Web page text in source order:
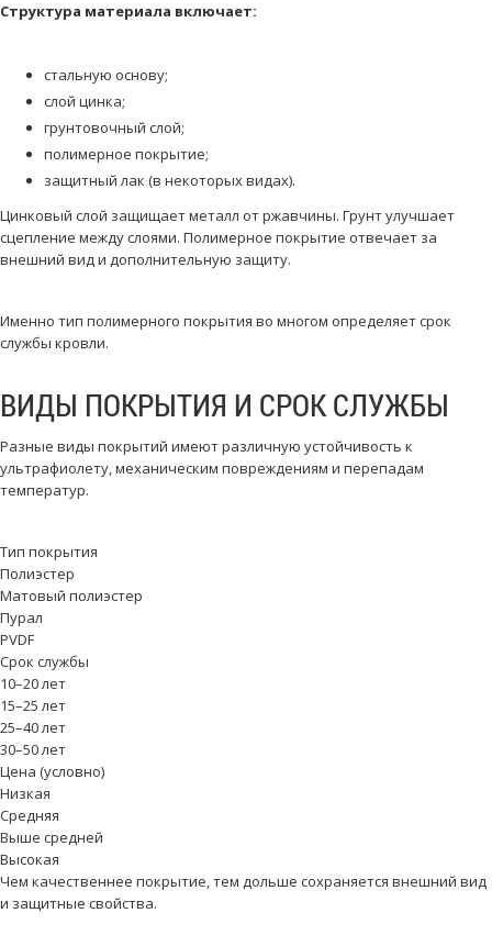
Структура материала включает:
стальную основу;
слой цинка;
грунтовочный слой;
полимерное покрытие;
защитный лак (в некоторых видах).
Цинковый слой защищает металл от ржавчины. Грунт улучшает
сцепление между слоями. Полимерное покрытие отвечает за
внешний вид и дополнительную защиту.
Именно тип полимерного покрытия во многом определяет срок
службы кровли.
ВИДЫ ПОКРЫТИЯ И СРОК СЛУЖБЫ
Разные виды покрытий имеют различную устойчивость к
ультрафиолету, механическим повреждениям и перепадам
температур.
Тип покрытия
Полиэстер
Матовый полиэстер
Пурал
PVDF
Срок службы
10–20 лет
15–25 лет
25–40 лет
30–50 лет
Цена (условно)
Низкая
Средняя
Выше средней
Высокая
Чем качественнее покрытие, тем дольше сохраняется внешний вид
и защитные свойства.